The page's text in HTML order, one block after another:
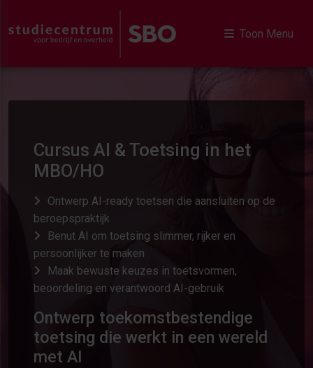
Toon Menu
Cursus AI & Toetsing in het
MBO/HO
Ontwerp AI-ready toetsen die aansluiten op de
beroepspraktijk
Benut AI om toetsing slimmer, rijker en
persoonlijker te maken
Maak bewuste keuzes in toetsvormen,
beoordeling en verantwoord AI-gebruik
Ontwerp toekomstbestendige
toetsing die werkt in een wereld
met AI